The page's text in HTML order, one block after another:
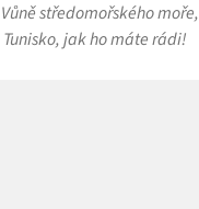
středomořského
jak ho máte rádi!